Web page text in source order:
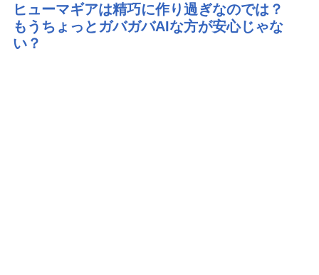
ヒューマギアは精巧に作り過ぎなのでは？
もうちょっとガバガバAIな方が安心じゃな
い？